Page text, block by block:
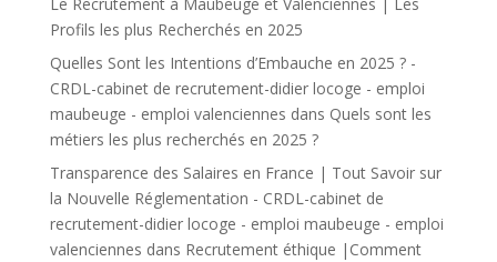
Profils les plus Recherchés en 2025
Quelles Sont les Intentions d’Embauche en 2025 ? -
CRDL-cabinet de recrutement-didier locoge - emploi
maubeuge - emploi valenciennes dans Quels sont les
métiers les plus recherchés en 2025 ?
Transparence des Salaires en France | Tout Savoir sur
la Nouvelle Réglementation - CRDL-cabinet de
recrutement-didier locoge - emploi maubeuge - emploi
valenciennes dans Recrutement éthique |Comment